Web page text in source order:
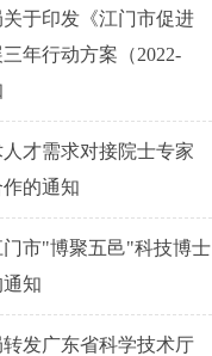
于印发《江门市促进
年行动方案（2022-
才需求对接院士专家
的通知
门市"博聚五邑"科技博士
知
发广东省科学技术厅